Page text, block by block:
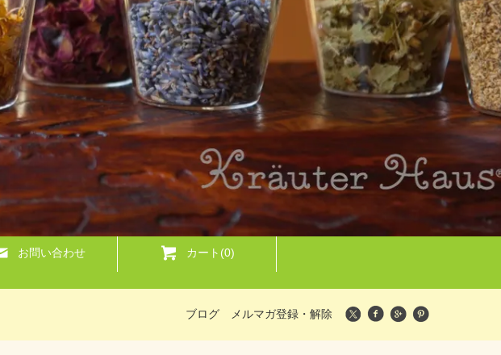
お問い合わせ カート(0)
ブログ メルマガ登録・解除